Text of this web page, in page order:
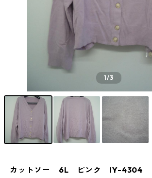
1/3
カットソー 6L ピンク IY-4304